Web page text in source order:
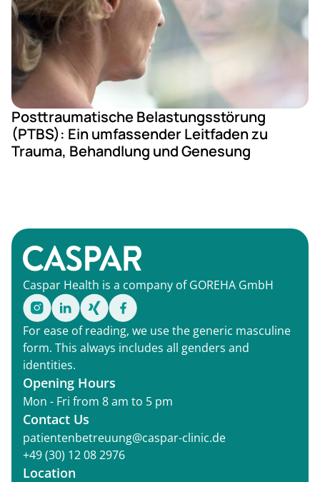
Posttraumatische Belastungsstörung
(PTBS): Ein umfassender Leitfaden zu
Trauma, Behandlung und Genesung
Caspar Health is a company of GOREHA GmbH
For ease of reading, we use the generic masculine
form. This always includes all genders and
identities.
Opening Hours
Mon - Fri from 8 am to 5 pm
Contact Us
patientenbetreuung@caspar-clinic.de
+49 (30) 12 08 2976
Location